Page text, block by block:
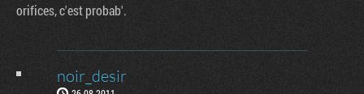
orifices, c'est probab'.
noir_desir